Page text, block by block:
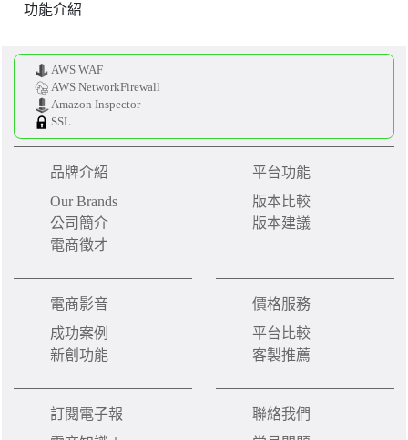
功能介紹
AWS WAF
AWS NetworkFirewall
Amazon Inspector
SSL
品牌介紹
Our Brands
公司簡介
電商徵才
平台功能
版本比較
版本建議
電商影音
成功案例
新創功能
價格服務
平台比較
客製推薦
訂閱電子報
聯絡我們